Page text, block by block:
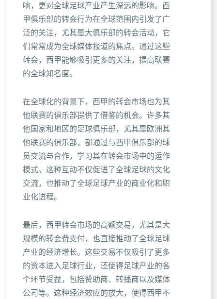
响，更对全球足球产业产生深远的影响。西
甲俱乐部的转会行为在全球范围内引发了广
泛的关注，尤其是大俱乐部的转会活动，它
们常常成为全球媒体报道的焦点。通过这些
转会，西甲能够吸引更多的关注，提高联赛
的全球知名度。
在全球化的背景下，西甲的转会市场也为其
他联赛的俱乐部提供了借鉴的机会。许多其
他国家和地区的足球俱乐部，尤其是欧洲其
他联赛的俱乐部，都通过与西甲俱乐部的球
员交流与合作，学习其在转会市场中的运作
模式。这种互动不仅促进了全球足球的文化
交流，也推动了全球足球产业的商业化和职
业化进程。
最后，西甲转会市场的高额交易，尤其是大
规模的转会费支付，也直接推动了全球足球
产业的经济增长。这些交易不仅吸引了更多
的资本进入足球行业，还使得足球产业的各
个环节受益，包括赞助商、转播商以及媒体
公司等。这种经济效应的放大，使得西甲不